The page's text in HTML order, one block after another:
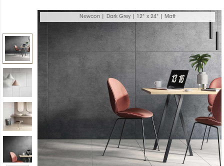
Newcon | Dark Grey | 12" x 24" | Matt